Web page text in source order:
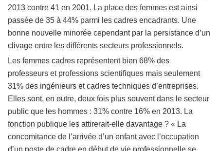
2013 contre 41 en 2001. La place des femmes est ainsi
passée de 35 à 44% parmi les cadres encadrants. Une
bonne nouvelle minorée cependant par la persistance d’un
clivage entre les différents secteurs professionnels.
Les femmes cadres représentent bien 68% des
professeurs et professions scientifiques mais seulement
31% des ingénieurs et cadres techniques d’entreprises.
Elles sont, en outre, deux fois plus souvent dans le secteur
public que les hommes : 31% contre 16% en 2013. La
fonction publique les attirerait-elle davantage ? « La
concomitance de l’arrivée d’un enfant avec l’occupation